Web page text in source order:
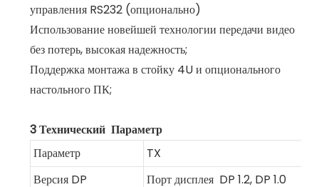
управления RS232 (опционально)
Использование новейшей технологии передачи видео
без потерь, высокая надежность;
Поддержка монтажа в стойку 4U и опционального
настольного ПК;
3 Технический Параметр
Параметр
TX
Версия DP
Порт дисплея DP 1.2, DP 1.0